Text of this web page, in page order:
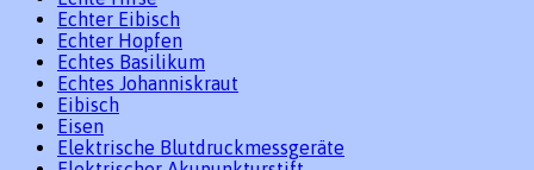
Echter Eibisch
Echter Hopfen
Echtes Basilikum
Echtes Johanniskraut
Eibisch
Eisen
Elektrische Blutdruckmessgeräte